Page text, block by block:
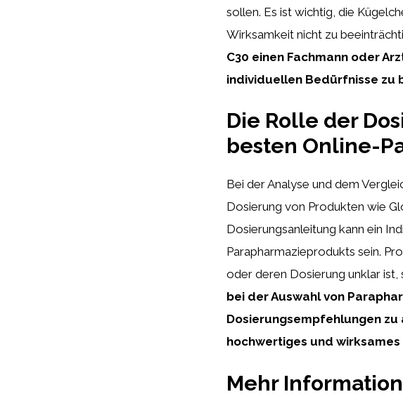
sollen. Es ist wichtig, die
Wirksamkeit nicht zu
C30 einen Fachmann oder
individuellen Bedürfnisse zu
Die Rolle der
besten Online-
Bei der Analyse und dem
Dosierung von Produkten wie
Dosierungsanleitung kann ein
Parapharmazieprodukts sein.
oder deren Dosierung unklar
bei der Auswahl von
Dosierungsempfehlungen zu
hochwertiges und
Mehr